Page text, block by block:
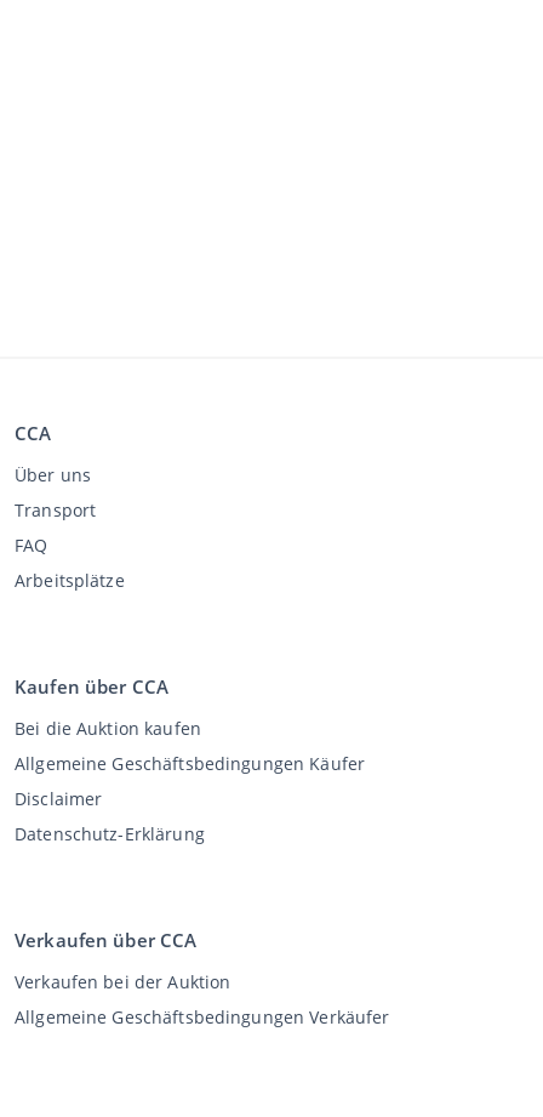
CCA
Über uns
Transport
FAQ
Arbeitsplätze
Kaufen über CCA
Bei die Auktion kaufen
Allgemeine Geschäftsbedingungen Käufer
Disclaimer
Datenschutz-Erklärung
Verkaufen über CCA
Verkaufen bei der Auktion
Allgemeine Geschäftsbedingungen Verkäufer